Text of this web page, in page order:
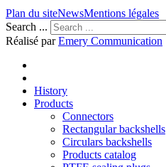
Plan du siteNewsMentions légales
Search ...
Réalisé parEmery Communication
History
Products
Connectors
Rectangular backshells
Circulars backshells
Products catalog